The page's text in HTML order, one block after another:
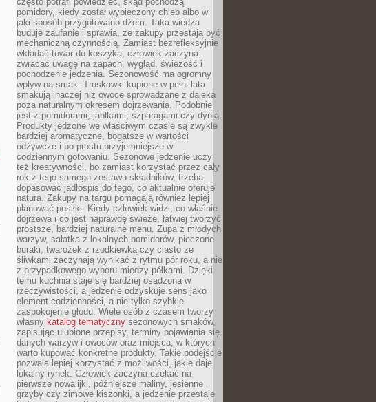
pomidory, kiedy został wypieczony chleb albo w
jaki sposób przygotowano dżem. Taka wiedza
buduje zaufanie i sprawia, że zakupy przestają być
mechaniczną czynnością. Zamiast bezrefleksyjnie
wkładać towar do koszyka, człowiek zaczyna
zwracać uwagę na zapach, wygląd, świeżość i
pochodzenie jedzenia. Sezonowość ma ogromny
wpływ na smak. Truskawki kupione w pełni lata
smakują inaczej niż owoce sprowadzane z daleka
poza naturalnym okresem dojrzewania. Podobnie
jest z pomidorami, jabłkami, szparagami czy dynią.
Produkty jedzone we właściwym czasie są zwykle
bardziej aromatyczne, bogatsze w wartości
odżywcze i po prostu przyjemniejsze w
codziennym gotowaniu. Sezonowe jedzenie uczy
też kreatywności, bo zamiast korzystać przez cały
rok z tego samego zestawu składników, trzeba
dopasować jadłospis do tego, co aktualnie oferuje
natura. Zakupy na targu pomagają również lepiej
planować posiłki. Kiedy człowiek widzi, co właśnie
dojrzewa i co jest naprawdę świeże, łatwiej tworzyć
prostsze, bardziej naturalne menu. Zupa z młodych
warzyw, sałatka z lokalnych pomidorów, pieczone
buraki, twarożek z rzodkiewką czy ciasto ze
śliwkami zaczynają wynikać z rytmu pór roku, a nie
z przypadkowego wyboru między półkami. Dzięki
temu kuchnia staje się bardziej osadzona w
rzeczywistości, a jedzenie odzyskuje sens jako
element codzienności, a nie tylko szybkie
zaspokojenie głodu. Wiele osób z czasem tworzy
własny katalog tematyczny sezonowych smaków,
zapisując ulubione przepisy, terminy pojawiania się
danych warzyw i owoców oraz miejsca, w których
warto kupować konkretne produkty. Takie podejście
pozwala lepiej korzystać z możliwości, jakie daje
lokalny rynek. Człowiek zaczyna czekać na
pierwsze nowalijki, późniejsze maliny, jesienne
grzyby czy zimowe kiszonki, a jedzenie przestaje